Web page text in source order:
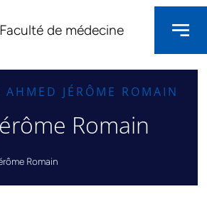
Faculté de médecine
JÉRÔME ROMAIN
Romain
Romain